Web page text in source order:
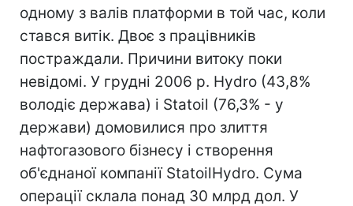
одному з валів платформи в той час, коли
стався витік. Двоє з працівників
постраждали. Причини витоку поки
невідомі. У грудні 2006 р. Hydro (43,8%
володіє держава) і Statoil (76,3% - у
держави) домовилися про злиття
нафтогазового бізнесу і створення
об'єднаної компанії StatoilHydro. Сума
операції склала понад 30 млрд дол. У